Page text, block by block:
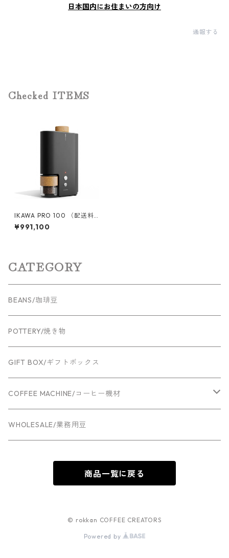
日本国内にお住まいの方向け
通報する
Checked ITEMS
IKAWA PRO 100 （配送料
込）
¥991,100
CATEGORY
BEANS/珈琲豆
POTTERY/焼き物
GIFT BOX/ギフトボックス
COFFEE MACHINE/コーヒー機材
Espresso machine
WHOLESALE/業務用豆
商品一覧に戻る
© rokkan COFFEE CREATORS
Powered by